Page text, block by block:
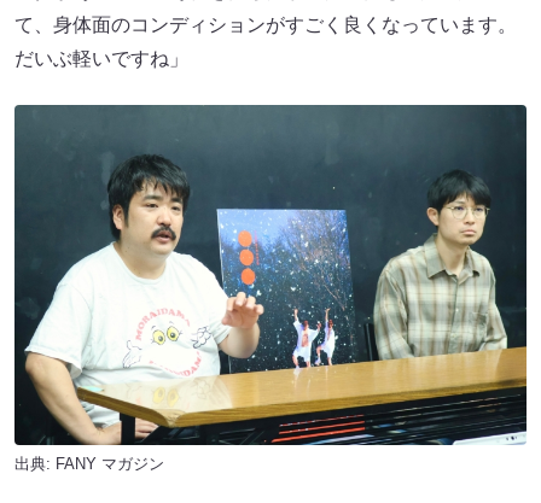
て、身体面のコンディションがすごく良くなっています。
だいぶ軽いですね」
出典: FANY マガジン